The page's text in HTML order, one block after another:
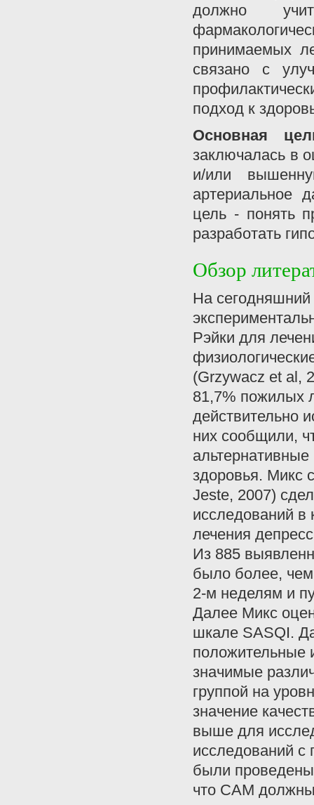
должно
принимаемых
связано с
подход к
Основная
заключалась в
и/или
артериальное
цель - понять
разработать
Обзор
На сегодняшний
Рэйки для
(Grzywacz et al,
81,7% пожилых
действительно
них сообщили,
здоровья. Микс
Jeste, 2007)
исследований
лечения
Из 885
было более,
2-м неделям и
Далее Микс
шкале SASQI.
положительные
значимые
группой на
значение
выше для
исследований с
были
что САМ должны